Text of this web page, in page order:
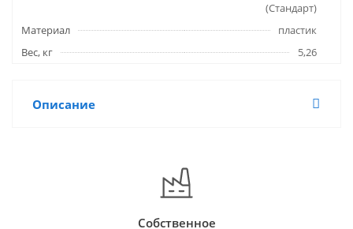
(Стандарт)
Материал
пластик
Вес, кг
5,26
Описание
Собственное